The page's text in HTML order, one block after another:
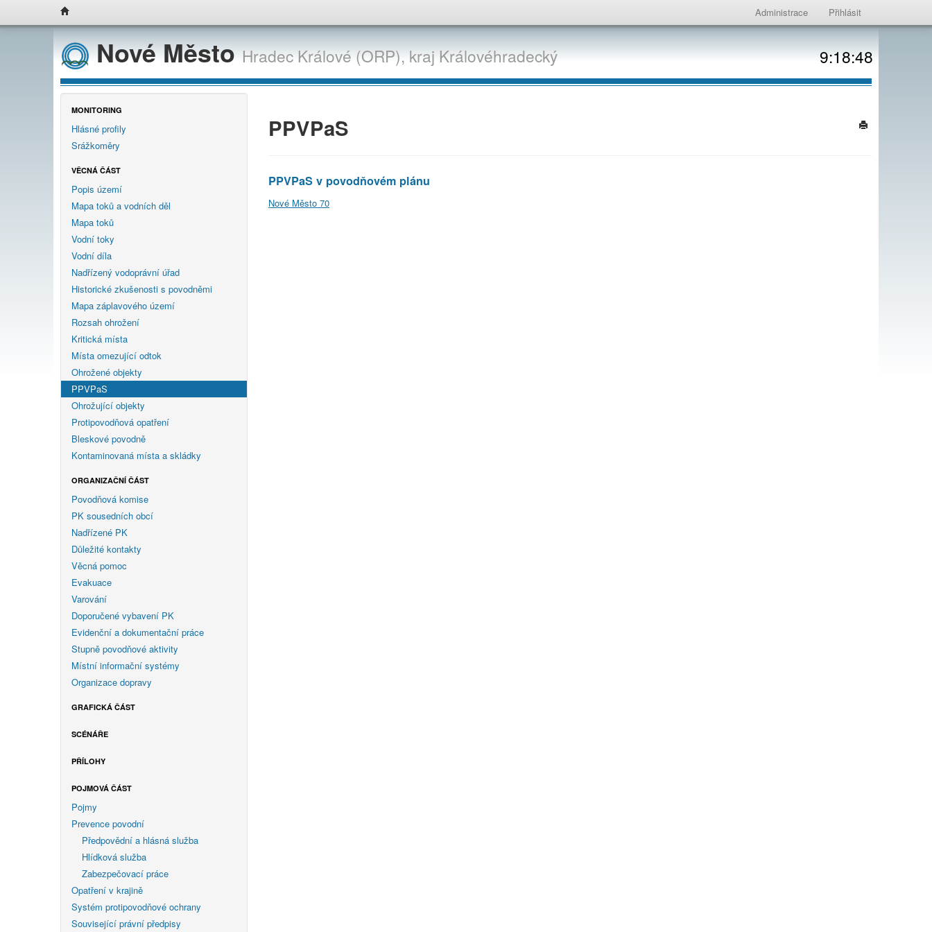
Administrace Přihlásit
Nové MěstoHradec Králové (ORP),krajKrálovéhradecký 9:18:48
MONITORING
Hlásné profily
Srážkoměry
VĚCNÁ ČÁST
Popis území
Mapa toků a vodních děl
Mapa toků
Vodní toky
Vodní díla
Nadřízený vodoprávní úřad
Historické zkušenosti s povodněmi
Mapa záplavového území
Rozsah ohrožení
Kritická místa
Místa omezující odtok
Ohrožené objekty
PPVPaS
Ohrožující objekty
Protipovodňová opatření
Bleskové povodně
Kontaminovaná místa a skládky
ORGANIZAČNÍ ČÁST
Povodňová komise
PK sousedních obcí
Nadřízené PK
Důležité kontakty
Věcná pomoc
Evakuace
Varování
Doporučené vybavení PK
Evidenční a dokumentační práce
Stupně povodňové aktivity
Místní informační systémy
Organizace dopravy
GRAFICKÁ ČÁST
SCÉNÁŘE
PŘÍLOHY
POJMOVÁ ČÁST
Pojmy
Prevence povodní
Předpovědní a hlásná služba
Hlídková služba
Zabezpečovací práce
Opatření v krajině
Systém protipovodňové ochrany
Související právní předpisy
PPVPaS
PPVPaS v povodňovém plánu
Nové Město 70